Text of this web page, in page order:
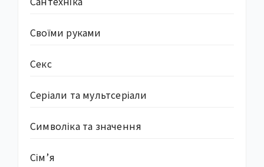
Своїми руками
Секс
Серіали та мультсеріали
Символіка та значення
Сім’я